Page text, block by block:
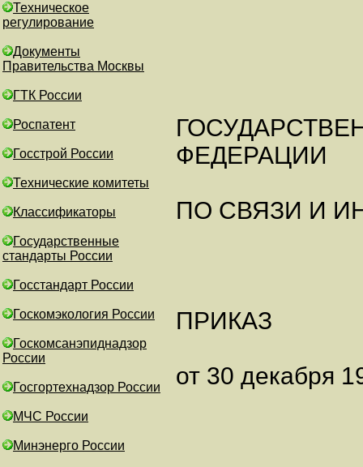
Техническое
регулирование
Документы
Правительства Москвы
ГТК России
Роспатент
Госстрой России
Технические комитеты
Классификаторы
Государственные
стандарты России
Госстандарт России
Госкомэкология России
Госкомсанэпиднадзор
России
Госгортехнадзор России
МЧС России
Минэнерго России
ФЕДЕРАЦИИ
ПО СВЯЗИ И
ПРИКАЗ
от 30 декабря